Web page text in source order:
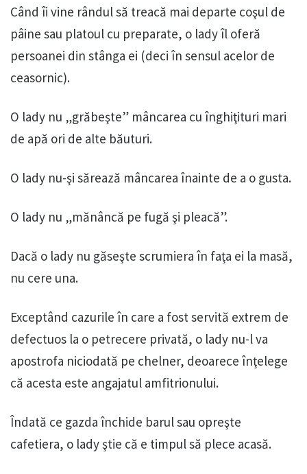
Când îi vine rândul să treacă mai departe coşul de
pâine sau platoul cu preparate, o lady îl oferă
persoanei din stânga ei (deci în sensul acelor de
ceasornic).
O lady nu „grăbeşte” mâncarea cu înghiţituri mari
de apă ori de alte băuturi.
O lady nu-şi sărează mâncarea înainte de a o gusta.
O lady nu „mănâncă pe fugă şi pleacă”.
Dacă o lady nu găseşte scrumiera în faţa ei la masă,
nu cere una.
Exceptând cazurile în care a fost servită extrem de
defectuos la o petrecere privată, o lady nu-l va
apostrofa niciodată pe chelner, deoarece înţelege
că acesta este angajatul amfitrionului.
Îndată ce gazda închide barul sau opreşte
cafetiera, o lady ştie că e timpul să plece acasă.